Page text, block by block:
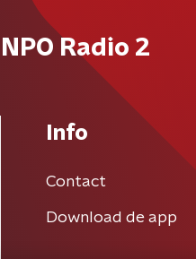
Radio 2
Info
Contact
Download de app